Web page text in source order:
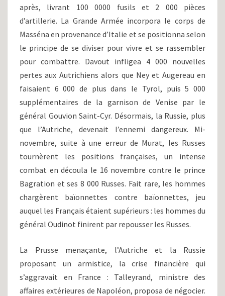
après, livrant 100 0000 fusils et 2 000 pièces
d’artillerie. La Grande Armée incorpora le corps de
Masséna en provenance d’Italie et se positionna selon
le principe de se diviser pour vivre et se rassembler
pour combattre. Davout infligea 4 000 nouvelles
pertes aux Autrichiens alors que Ney et Augereau en
faisaient 6 000 de plus dans le Tyrol, puis 5 000
supplémentaires de la garnison de Venise par le
général Gouvion Saint-Cyr. Désormais, la Russie, plus
que l’Autriche, devenait l’ennemi dangereux. Mi-
novembre, suite à une erreur de Murat, les Russes
tournèrent les positions françaises, un intense
combat en découla le 16 novembre contre le prince
Bagration et ses 8 000 Russes. Fait rare, les hommes
chargèrent baïonnettes contre baïonnettes, jeu
auquel les Français étaient supérieurs : les hommes du
général Oudinot finirent par repousser les Russes.
La Prusse menaçante, l’Autriche et la Russie
proposant un armistice, la crise financière qui
s’aggravait en France : Talleyrand, ministre des
affaires extérieures de Napoléon, proposa de négocier.